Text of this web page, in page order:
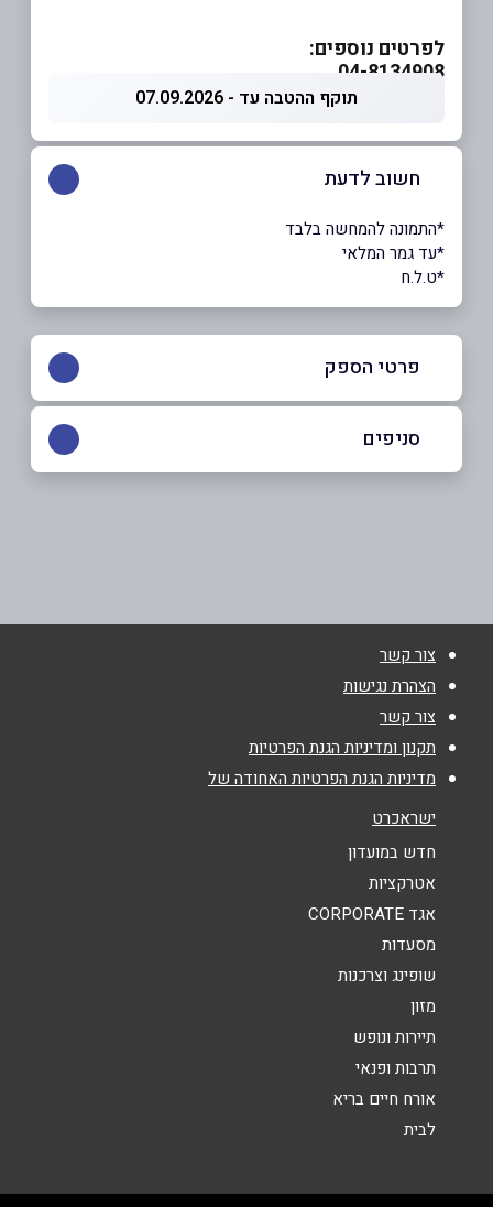
לפרטים נוספים:
04-8134908
תוקף ההטבה עד - 07.09.2026
חשוב לדעת
*התמונה להמחשה בלבד
*עד גמר המלאי
*ט.ל.ח
פרטי הספק
נושא*
אנא חזרו אלי בקשר ל...
סניפים
צור קשר
הצהרת נגישות
צור קשר
תקנון ומדיניות הגנת הפרטיות
מדיניות הגנת הפרטיות האחודה של
ישראכרט
חדש במועדון
אטרקציות
אגד CORPORATE
מסעדות
שופינג וצרכנות
מזון
תיירות ונופש
תרבות ופנאי
אורח חיים בריא
לבית